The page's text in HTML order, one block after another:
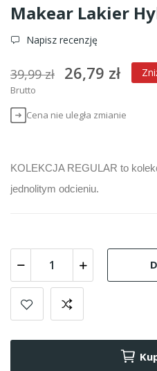
Makear Lakier
Napisz recenzję
39,99 zł 26,79 zł
Brutto
Cena nie uległa zmianie
KOLEKCJA REGULAR to
jednolitym odcieniu.